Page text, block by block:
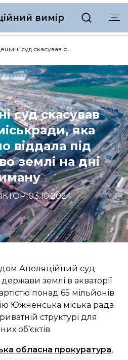
вимір
На Одещині суд скасував рішення міськради, яка незаконно віддала під будівництво землі на дні лиману
суд скасував
яка
віддала під
землі на дні
|03.10.2024
Апеляційний суд
землі в акваторії
понад 65 мільйонів
Южненська міська рада
структурі для
об’єктів.
обласна прокуратура,